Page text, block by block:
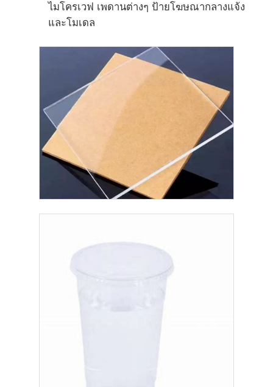
ไมโครเวฟ เพดานต่างๆ ป้ายโฆษณากลางแจ้ง
และโมเดล